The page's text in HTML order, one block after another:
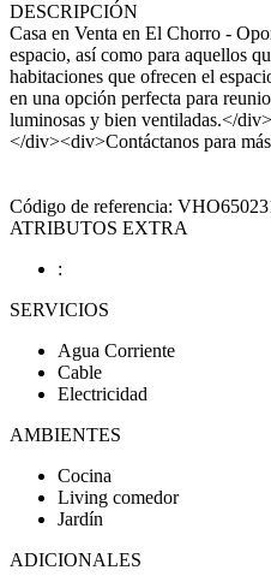
DESCRIPCIÓN
Casa en Venta en El Chorro -
espacio, así como para aquellos
habitaciones que ofrecen el
en una opción perfecta para
luminosas y bien ventiladas.</
</div><div>Contáctanos para
Código de referencia:
ATRIBUTOS EXTRA
:
SERVICIOS
Agua Corriente
Cable
Electricidad
AMBIENTES
Cocina
Living comedor
Jardín
ADICIONALES